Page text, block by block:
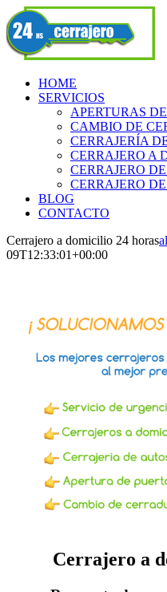
Skip
to
content
Facebook
HOME
SERVICIOS
APERTURAS
CAMBIO DE
CERRAJERÍA
CERRAJERO A
CERRAJERO
CERRAJERO
BLOG
CONTACTO
Cerrajero a domicilio 24 horas
09T12:33:01+00:00
Cerrajero a